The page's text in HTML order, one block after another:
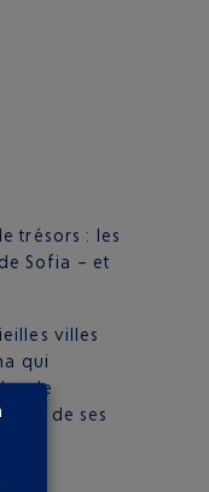
trésors : les
Sofia – et
villes
qui
de
de ses